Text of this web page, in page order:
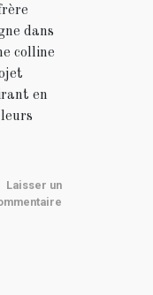
dans
colline
en
Laisser un